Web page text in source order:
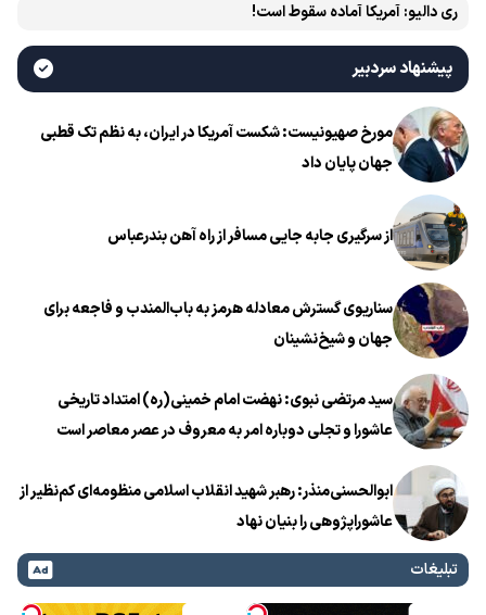
ری دالیو: آمریکا آماده سقوط است!
پیشنهاد سردبیر
مورخ صهیونیست: شکست آمریکا در ایران، به نظم تک قطبی
جهان پایان داد
از سرگیری جابه جایی مسافر از راه آهن بندرعباس
سناریوی گسترش معادله هرمز به باب‌المندب و فاجعه برای
جهان و شیخ‌نشینان
سید مرتضی نبوی: نهضت امام خمینی(ره) امتداد تاریخی
عاشورا و تجلی دوباره امر به معروف در عصر معاصر است
ابوالحسنی‌منذر: رهبر شهید انقلاب اسلامی منظومه‌ای کم‌نظیر از
عاشوراپژوهی را بنیان نهاد
تبلیغات